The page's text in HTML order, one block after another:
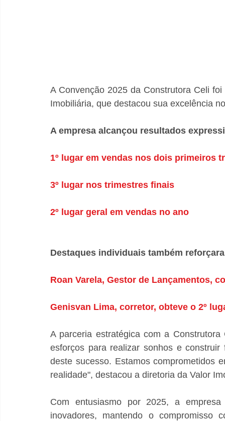
A Convenção 2025 da Construtora Celi
Imobiliária, que destacou sua excelência
A empresa alcançou resultados
1º lugar em vendas nos dois primeiros
3º lugar nos trimestres finais
2º lugar geral em vendas no ano
Destaques individuais também
Roan Varela, Gestor de Lançamentos,
Genisvan Lima, corretor, obteve o 2º
A parceria estratégica com a
esforços para realizar sonhos e
deste sucesso. Estamos comprometidos
realidade", destacou a diretoria da Valor
Com entusiasmo por 2025, a
inovadores, mantendo o